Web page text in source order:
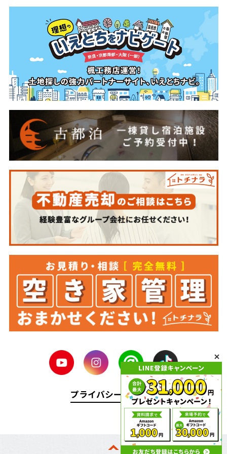
プライバシーポリシー